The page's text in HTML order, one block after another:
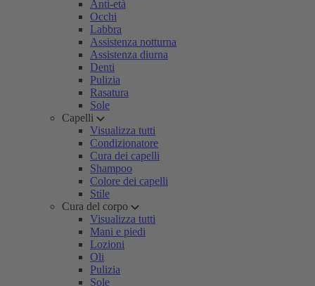
Anti-età
Occhi
Labbra
Assistenza notturna
Assistenza diurna
Denti
Pulizia
Rasatura
Sole
Capelli
Visualizza tutti
Condizionatore
Cura dei capelli
Shampoo
Colore dei capelli
Stile
Cura del corpo
Visualizza tutti
Mani e piedi
Lozioni
Oli
Pulizia
Sole